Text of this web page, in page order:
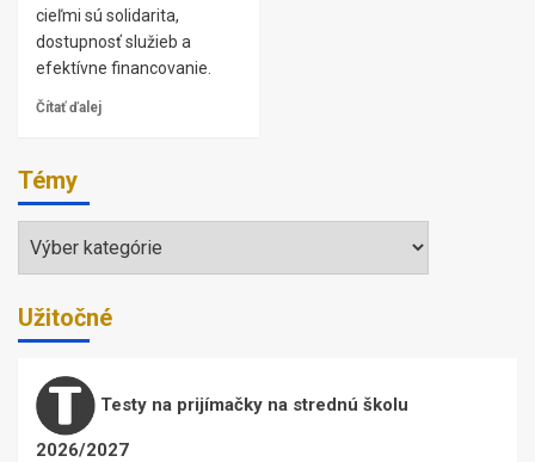
cieľmi sú solidarita,
dostupnosť služieb a
efektívne financovanie.
Čítať ďalej
Témy
Témy
Užitočné
Testy na prijímačky na strednú školu
2026/2027